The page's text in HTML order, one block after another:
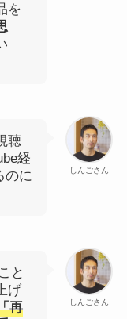
を
しんごさん
聴
経
のに
しんごさん
と
げ
再